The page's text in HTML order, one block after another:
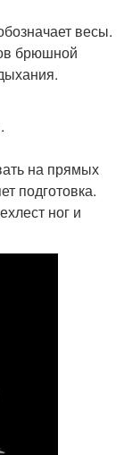
весы.
брюшной
на прямых
подготовка.
ног и